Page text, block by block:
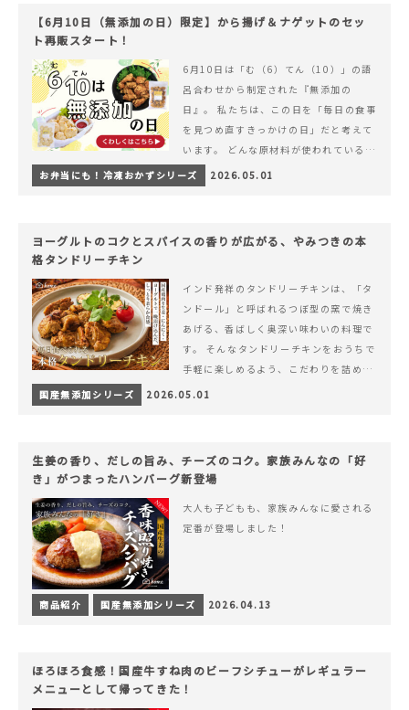
【6月10日（無添加の日）限定】から揚げ＆ナゲットのセッ
ト再販スタート！
6月10日は「む（6）てん（10）」の語
呂合わせから制定された『無添加の
日』。 私たちは、この日を「毎日の食事
を見つめ直すきっかけの日」だと考えて
います。 どんな原材料が使われているの
か。 どのようにつくられているのか。&
hellip; 続きを読む 【6月10日（無添加
お弁当にも！冷凍おかずシリーズ 2026.05.01
ヨーグルトのコクとスパイスの香りが広がる、やみつきの本
格タンドリーチキン
インド発祥のタンドリーチキンは、「タ
ンドール」と呼ばれるつぼ型の窯で焼き
あげる、香ばしく奥深い味わいの料理で
す。 そんなタンドリーチキンをおうちで
手軽に楽しめるよう、こだわりを詰め込
んで仕上げました。 様々なシーンでお召
国産無添加シリーズ 2026.05.01
生姜の香り、だしの旨み、チーズのコク。家族みんなの「好
き」がつまったハンバーグ新登場
大人も子どもも、家族みんなに愛される
定番が登場しました！
商品紹介 国産無添加シリーズ 2026.04.13
ほろほろ食感！国産牛すね肉のビーフシチューがレギュラー
メニューとして帰ってきた！